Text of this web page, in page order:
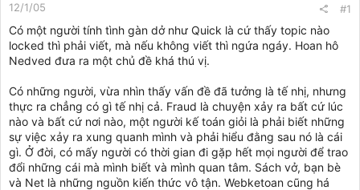
12/1/05 #1
Có một người tính tình gàn dở như Quick là cứ thấy topic nào
locked thì phải viết, mà nếu không viết thì ngứa ngáy. Hoan hô
Nedved đưa ra một chủ đề khá thú vị.
Có những người, vừa nhìn thấy vấn đề đã tưởng là tế nhị, nhưng
thực ra chẳng có gì tế nhị cả. Fraud là chuyện xảy ra bất cứ lúc
nào và bất cứ nơi nào, một người kế toán giỏi là phải biết những
sự việc xảy ra xung quanh mình và phải hiểu đằng sau nó là cái
gì. Ở đời, có mấy người có thời gian đi gặp hết mọi người để trao
đổi những cái mà mình biết và mình quan tâm. Sách vở, bạn bè
và Net là những nguồn kiến thức vô tận. Webketoan cũng há